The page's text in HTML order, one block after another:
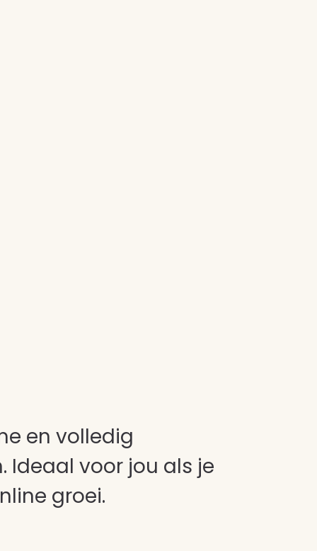
en volledig
voor jou als je
groei.